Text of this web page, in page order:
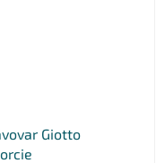
Giotto